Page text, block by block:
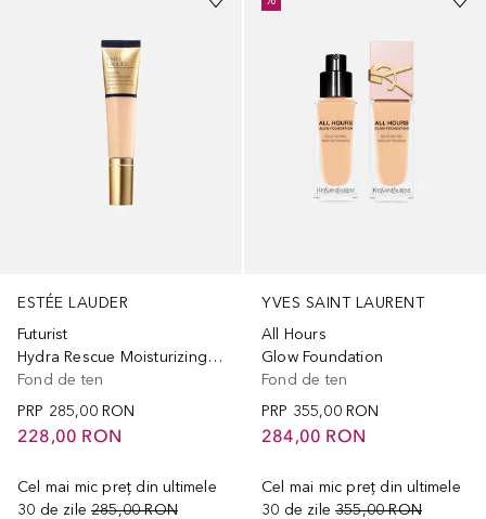
ESTÉE LAUDER
Futurist
Hydra Rescue Moisturizing Makeup SPF 45
Fond de ten
PRP 285,00 RON
228,00 RON
Cel mai mic preț din ultimele
30 de zile 285,00 RON
YVES SAINT LAURENT
All Hours
Glow Foundation
Fond de ten
PRP 355,00 RON
284,00 RON
Cel mai mic preț din ultimele
30 de zile 355,00 RON